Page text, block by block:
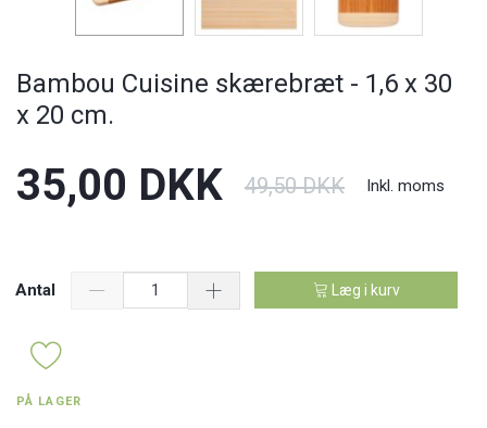
Bambou Cuisine skærebræt - 1,6 x 30
x 20 cm.
35,00 DKK 49,50 DKK Inkl. moms
Antal Læg i kurv
PÅ LAGER